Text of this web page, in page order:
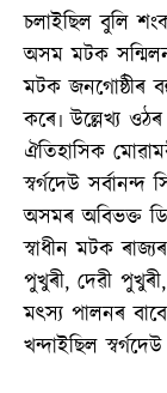
চলাইছিল বুলি
অসম মটক
মটক জনগোষ্ঠীৰ
কৰে৷ উল্লেখ্য
ঐতিহাসিক
স্বৰ্গদেউ
অসমৰ অবিভক্ত
স্বাধীন মটক
পুখুৰী, দেৱী
মৎস্য পালনৰ
খন্দাইছিল